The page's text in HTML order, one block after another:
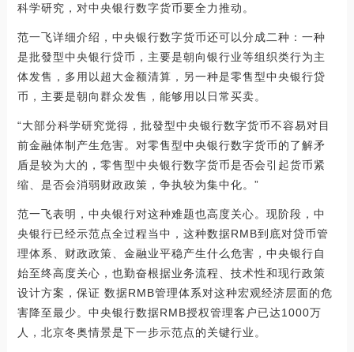
科学研究，对中央银行数字货币要全力推动。
范一飞详细介绍，中央银行数字货币还可以分成二种：一种
是批發型中央银行贷币，主要是朝向银行业等组织类行为主
体发售，多用以超大金额清算，另一种是零售型中央银行贷
币，主要是朝向群众发售，能够用以日常买卖。
“大部分科学研究觉得，批發型中央银行数字货币不容易对目
前金融体制产生危害。对零售型中央银行数字货币的了解矛
盾是较为大的，零售型中央银行数字货币是否会引起货币紧
缩、是否会消弱财政政策，争执较为集中化。”
范一飞表明，中央银行对这种难题也高度关心。现阶段，中
央银行已经示范点全过程当中，这种数据RMB到底对贷币管
理体系、财政政策、金融业平稳产生什么危害，中央银行自
始至终高度关心，也勤奋根据业务流程、技术性和现行政策
设计方案，保证 数据RMB管理体系对这种宏观经济层面的危
害降至最少。中央银行数据RMB授权管理客户已达1000万
人，北京冬奥情景是下一步示范点的关键行业。